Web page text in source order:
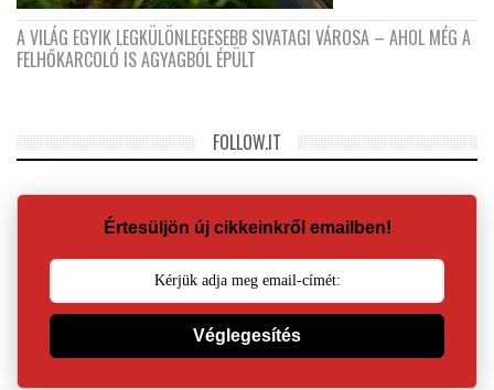
A VILÁG EGYIK LEGKÜLÖNLEGESEBB SIVATAGI VÁROSA – AHOL MÉG A
FELHŐKARCOLÓ IS AGYAGBÓL ÉPÜLT
FOLLOW.IT
Értesüljön új cikkeinkről emailben!
Véglegesítés